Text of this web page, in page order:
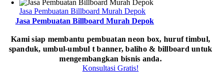
Jasa Pembuatan Billboard Murah Depok
Jasa Pembuatan Billboard Murah Depok
Kami siap membantu pembuatan neon box, huruf timbul,
spanduk, umbul-umbul t banner, baliho & billboard untuk
mengembangkan bisnis anda.
Konsultasi Gratis!